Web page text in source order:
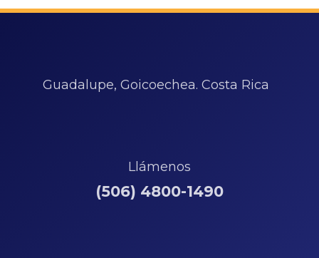
Guadalupe, Goicoechea. Costa Rica
Llámenos
(506) 4800-1490